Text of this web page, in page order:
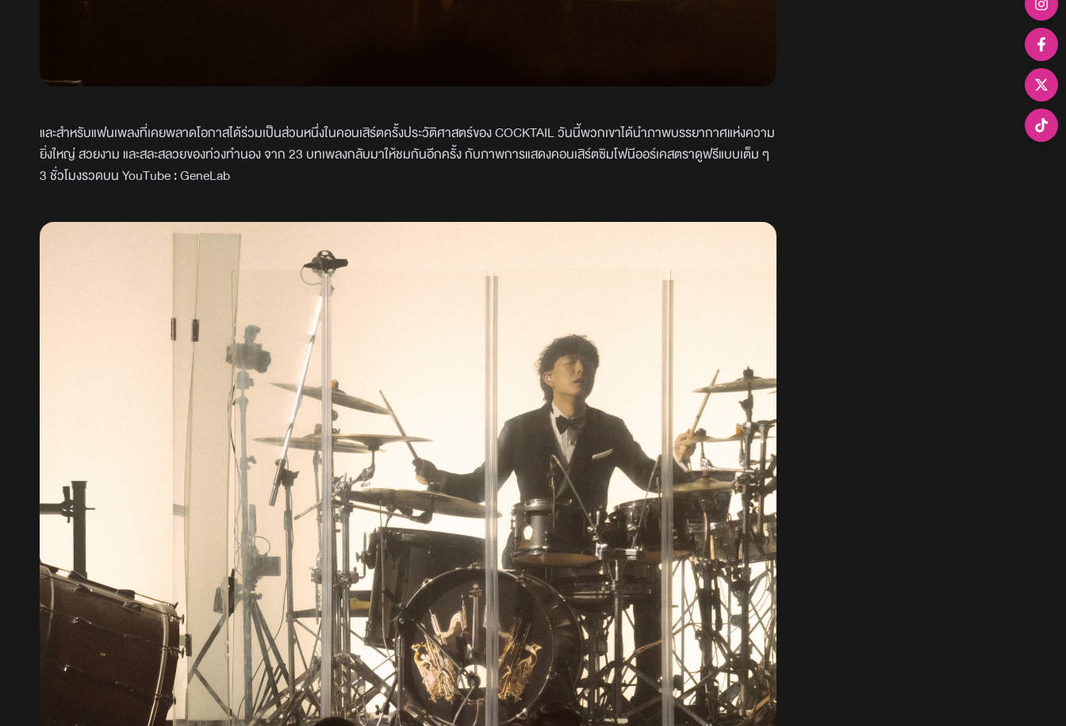
และสำหรับแฟนเพลงที่เคยพลาดโอกาสได้ร่วมเป็นส่วนหนึ่งในคอนเสิร์ตครั้งประวัติศาสตร์ของ COCKTAIL วันนี้พวกเขาได้นำภาพบรรยากาศแห่งความ
ยิ่งใหญ่ สวยงาม และสละสลวยของท่วงทำนอง จาก 23 บทเพลงกลับมาให้ชมกันอีกครั้ง กับภาพการแสดงคอนเสิร์ตซิมโฟนีออร์เคสตราดูฟรีแบบเต็ม ๆ
3 ชั่วโมงรวดบน YouTube : GeneLab